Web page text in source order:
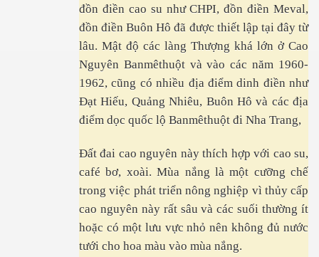
đồn điền cao su như CHPI, đồn điền Meval,
đồn điền Buôn Hô đã được thiết lập tại đây từ
lâu. Mật độ các làng Thượng khá lớn ở Cao
Nguyên Banmêthuột và vào các năm 1960-
1962, cũng có nhiều địa điểm dinh điền như
Đạt Hiếu, Quảng Nhiêu, Buôn Hô và các địa
điểm dọc quốc lộ Banmêthuột đi Nha Trang,
Đất đai cao nguyên này thích hợp với cao su,
café bơ, xoài. Mùa nắng là một cưỡng chế
trong việc phát triển nông nghiệp vì thủy cấp
cao nguyên này rất sâu và các suối thường ít
hoặc có một lưu vực nhỏ nên không đủ nước
tưới cho hoa màu vào mùa nắng.
Miền Nam VN. Phần 2
Miền Nam VN. Phần 3